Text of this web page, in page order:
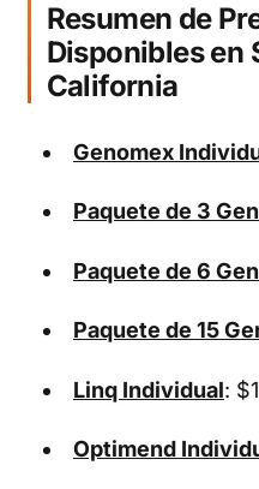
Resumen de
Disponibles en
California
Genomex
Paquete de 3
Paquete de 6
Paquete de 15
Linq Individual:
Optimend